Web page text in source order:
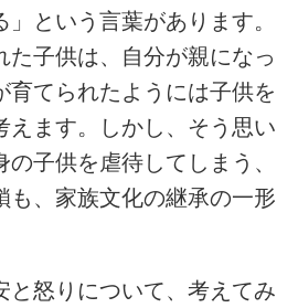
という言葉があります。
た子供は、自分が親になっ
育てられたようには子供を
えます。しかし、そう思い
子供を虐待してしまう、
も、家族文化の継承の一形
怒りについて、考えてみ